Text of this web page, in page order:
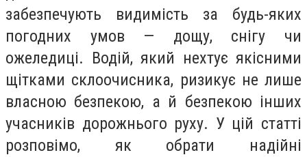
забезпечують видимість за будь-яких
погодних умов — дощу, снігу чи
ожеледиці. Водій, який нехтує якісними
щітками склоочисника, ризикує не лише
власною безпекою, а й безпекою інших
учасників дорожнього руху. У цій статті
розповімо, як обрати надійні